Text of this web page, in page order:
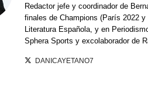
Redactor jefe y coordinador de
finales de Champions (París 2022
Literatura Española, y en
Sphera Sports y excolaborador de
DANICAYETANO7